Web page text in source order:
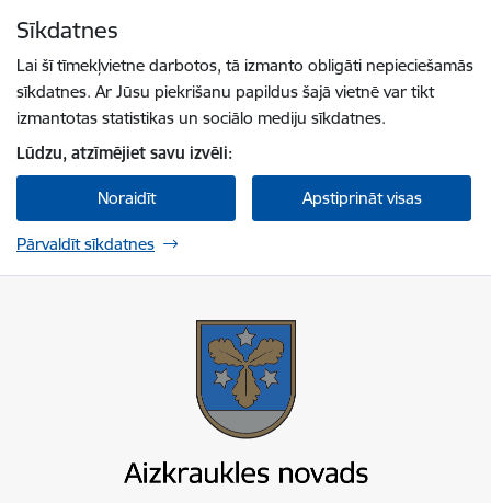
Sīkdatnes
Lai šī tīmekļvietne darbotos, tā izmanto obligāti nepieciešamās
sīkdatnes. Ar Jūsu piekrišanu papildus šajā vietnē var tikt
izmantotas statistikas un sociālo mediju sīkdatnes.
Lūdzu, atzīmējiet savu izvēli:
Noraidīt Apstiprināt visas
Pārvaldīt sīkdatnes